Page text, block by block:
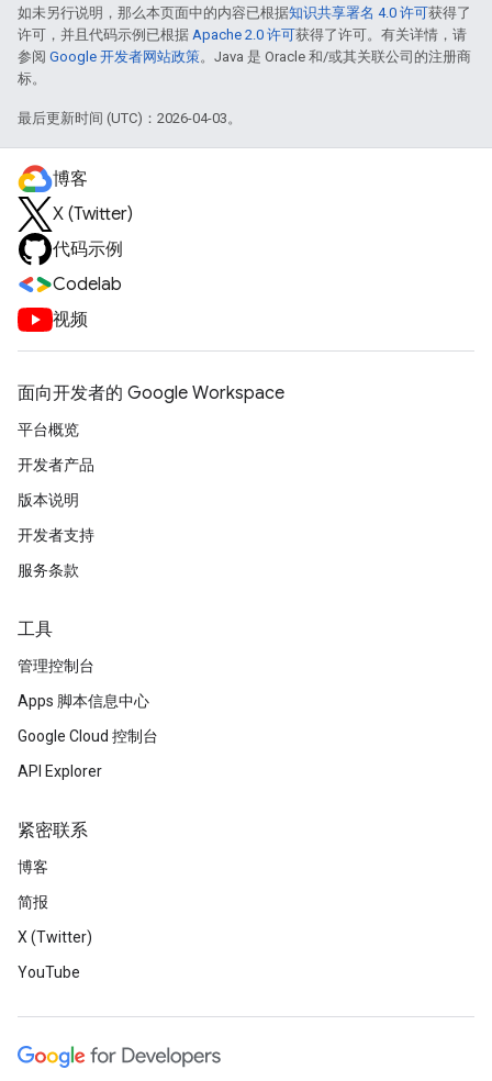
如未另行说明，那么本页面中的内容已根据知识共享署名 4.0 许可获得了
许可，并且代码示例已根据 Apache 2.0 许可获得了许可。有关详情，请
参阅 Google 开发者网站政策。Java 是 Oracle 和/或其关联公司的注册商
标。
最后更新时间 (UTC)：2026-04-03。
博客
X (Twitter)
代码示例
Codelab
视频
面向开发者的 Google Workspace
平台概览
开发者产品
版本说明
开发者支持
服务条款
工具
管理控制台
Apps 脚本信息中心
Google Cloud 控制台
API Explorer
紧密联系
博客
简报
X (Twitter)
YouTube